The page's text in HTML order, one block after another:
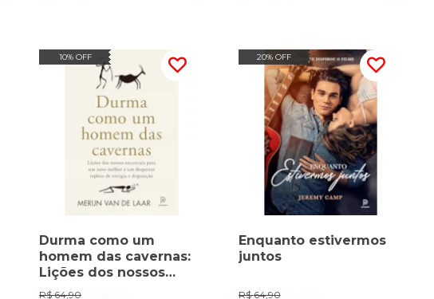
10% OFF
Durma como um
homem das cavernas:
Lições dos nossos
ancestrais para um
R$ 64,90
20% OFF
Enquanto estivermos
juntos
R$ 64,90